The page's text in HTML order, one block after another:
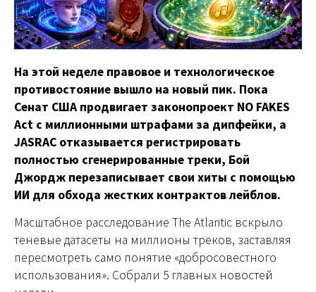
На этой неделе правовое и технологическое
противостояние вышло на новый пик. Пока
Сенат США продвигает законопроект NO FAKES
Act с миллионными штрафами за дипфейки, а
JASRAC отказывается регистрировать
полностью сгенерированные треки, Бой
Джордж перезаписывает свои хиты с помощью
ИИ для обхода жестких контрактов лейблов.
Масштабное расследование The Atlantic вскрыло
теневые датасеты на миллионы треков, заставляя
пересмотреть само понятие «добросовестного
использования». Собрали 5 главных новостей